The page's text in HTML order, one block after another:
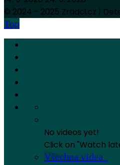
© 2024 - 2025 Zradci.cz |
Top
No videos yet!
Click on "Watch
Všechna videa